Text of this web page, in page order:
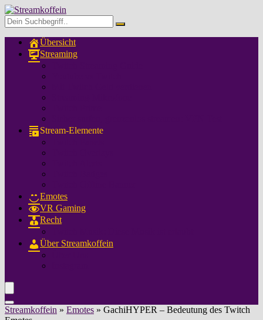
Übersicht
Streaming
Stream-Elemente
Emotes
VR Gaming
Recht
Über Streamkoffein
Streamkoffein » Emotes » GachiHYPER – Bedeutung des Twitch